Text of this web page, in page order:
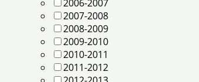
2006-2007
2007-2008
2008-2009
2009-2010
2010-2011
2011-2012